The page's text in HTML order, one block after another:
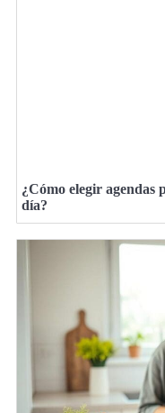
¿Cómo elegir agendas
día?